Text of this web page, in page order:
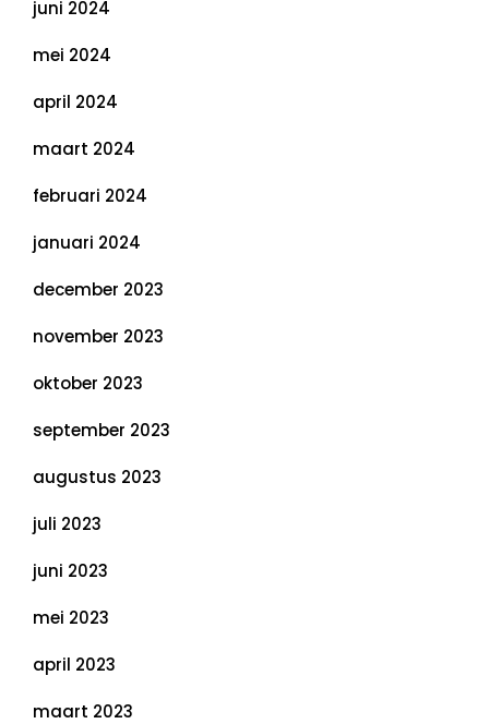
juni 2024
mei 2024
april 2024
maart 2024
februari 2024
januari 2024
december 2023
november 2023
oktober 2023
september 2023
augustus 2023
juli 2023
juni 2023
mei 2023
april 2023
maart 2023